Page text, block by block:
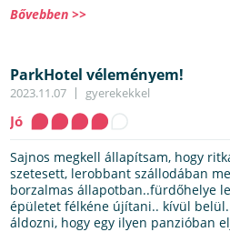
Bővebben >>
ParkHotel véleményem!
2023.11.07 gyerekekkel
Jó
Sajnos megkell állapítsam, hogy
szetesett, lerobbant szállodában
borzalmas állapotban..fürdőhelye
épületet félkéne újítani.. kívül
áldozni, hogy egy ilyen panzióban